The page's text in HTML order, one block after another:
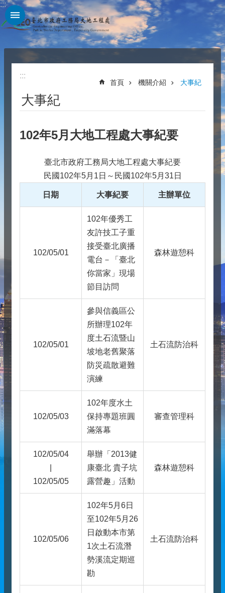
跳到主要內容區塊
:::
:::
首頁 機關介紹 大事紀
大事紀
102年5月大地工程處大事紀要
臺北市政府工務局大地工程處大事紀要
民國102年5月1日～民國102年5月31日
日期 大事紀要 主辦單位
102/05/01
102年優秀工
友許技工子重
接受臺北廣播
電台－「臺北
你當家」現場
節目訪問
森林遊憩科
102/05/01
參與信義區公
所辦理102年
度土石流暨山
坡地老舊聚落
防災疏散避難
演練
土石流防治科
102/05/03
102年度水土
保持專題班圓
滿落幕
審查管理科
102/05/04
102/05/05
舉辦「2013健
康臺北 貴子坑
露營趣」活動
森林遊憩科
102/05/06
102年5月6日
至102年5月26
日啟動本市第
1次土石流潛
勢溪流定期巡
勘
土石流防治科